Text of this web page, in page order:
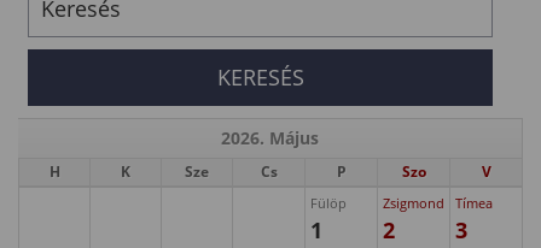
2026. Május
H K Sze Cs P Szo V
Fülöp
1
Zsigmond
2
Tímea
3